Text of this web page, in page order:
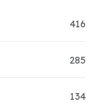
416
285
134